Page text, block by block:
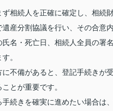
相続人を正確に確定し、相続
産分割協議を行い、その合意
名・死亡日、相続人全員の署
。
不備があると、登記手続きが
とが重要です。
続きを確実に進めたい場合は